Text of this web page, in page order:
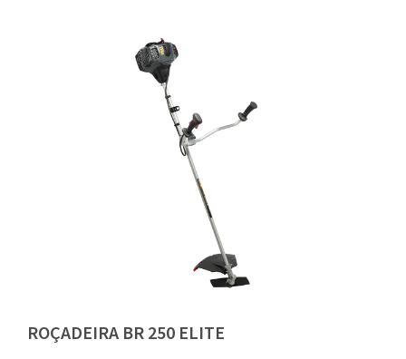
ROÇADEIRA BR 250 ELITE